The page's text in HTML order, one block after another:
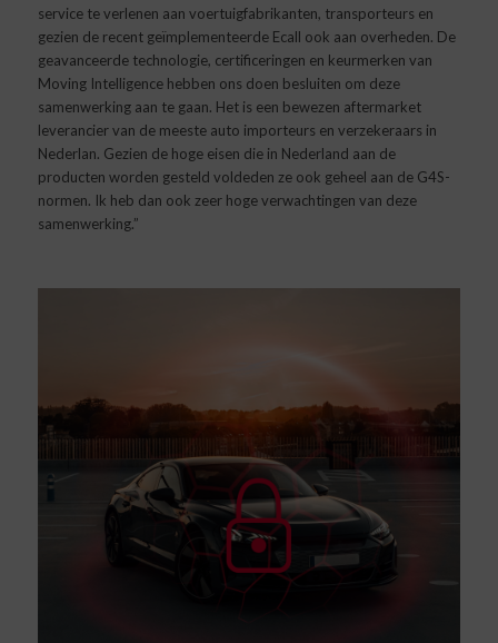
service te verlenen aan voertuigfabrikanten, transporteurs en
gezien de recent geïmplementeerde Ecall ook aan overheden. De
geavanceerde technologie, certificeringen en keurmerken van
Moving Intelligence hebben ons doen besluiten om deze
samenwerking aan te gaan. Het is een bewezen aftermarket
leverancier van de meeste auto importeurs en verzekeraars in
Nederlan. Gezien de hoge eisen die in Nederland aan de
producten worden gesteld voldeden ze ook geheel aan de G4S-
normen. Ik heb dan ook zeer hoge verwachtingen van deze
samenwerking.”